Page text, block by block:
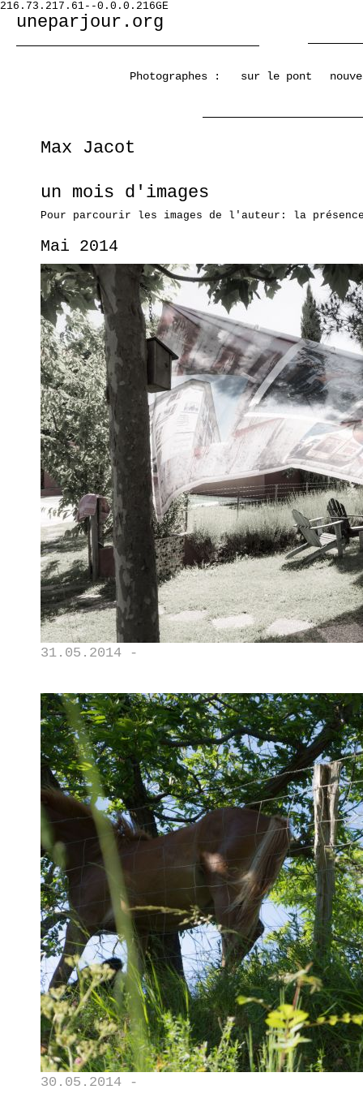
216.73.217.61--0.0.0.216GE
uneparjour.org
Photographes : sur le pont
Max Jacot
un mois d'images
Pour parcourir les images de l'auteur: la
Mai 2014
31.05.2014 -
30.05.2014 -